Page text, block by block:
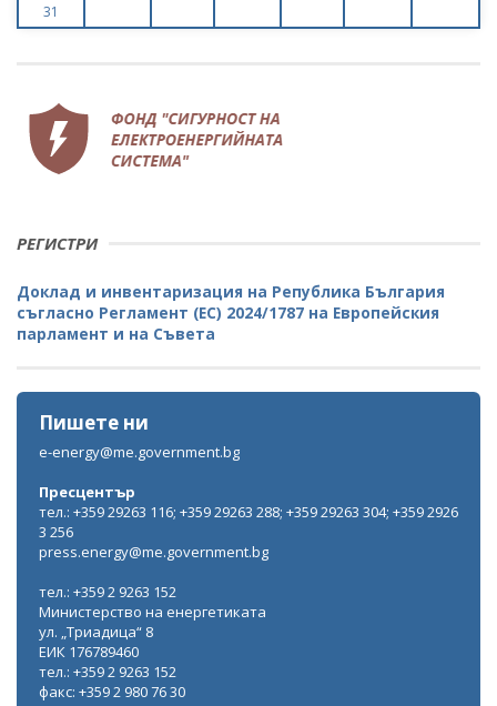
31
РЕГИСТРИ
Доклад и инвентаризация на Република България
съгласно Регламент (ЕС) 2024/1787 на Европейския
парламент и на Съвета
Пишете ни
e-energy@me.government.bg
Пресцентър
тел.: +359 29263 116; +359 29263 288; +359 29263 304; +359 2926
3 256
press.energy@me.government.bg
тел.: +359 2 9263 152
Министерство на енергетиката
ул. „Триадица“ 8
ЕИК 176789460
тел.: +359 2 9263 152
факс: +359 2 980 76 30